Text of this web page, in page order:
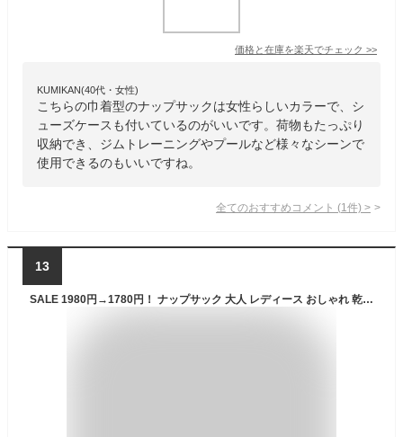
価格と在庫を楽天でチェック >>
KUMIKAN(40代・女性)
こちらの巾着型のナップサックは女性らしいカラーで、シ
ューズケースも付いているのがいいです。荷物もたっぷり
収納でき、ジムトレーニングやプールなど様々なシーンで
使用できるのもいいですね。
全てのおすすめコメント (1 件) >
13
SALE 1980円→1780円！ ナップサック 大人 レディース おしゃれ 乾湿分離 ジム 防水 ポケット ナップサック チャック 無地 中学 大容量 男子 フィットネス ファスナー 女の子 男の子 ファスナー付き 学校 女子 かわいい 紫 黒 ナップザック 撥水加工 洗える 小学生 男の子